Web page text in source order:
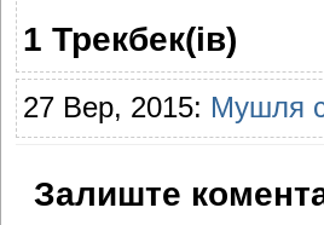
1 Трекбек(ів)
27 Вер, 2015: Мушля
Залиште